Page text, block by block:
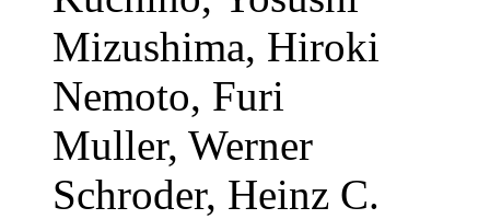
Mizushima, Hiroki
Nemoto, Furi
Muller, Werner
Schroder, Heinz C.